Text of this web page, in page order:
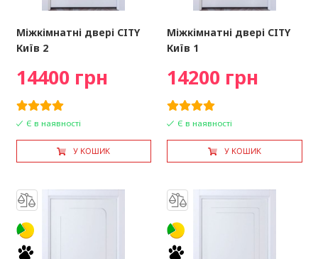
Міжкімнатні двері CITY
Київ 2
14400 грн
Є в наявності
У КОШИК
Міжкімнатні двері CITY
Київ 1
14200 грн
Є в наявності
У КОШИК